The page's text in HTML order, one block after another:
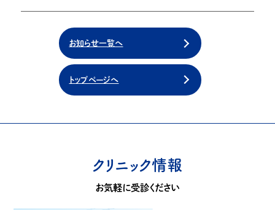
お知らせ一覧へ
トップページへ
クリニック情報
お気軽に受診ください